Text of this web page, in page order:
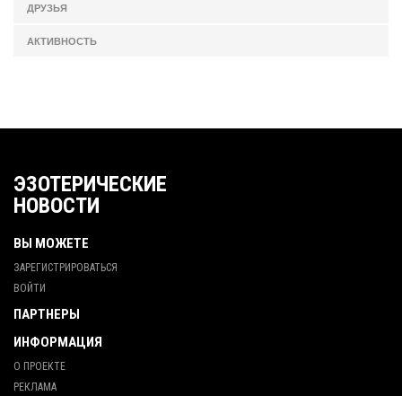
ДРУЗЬЯ
АКТИВНОСТЬ
ЭЗОТЕРИЧЕСКИЕ
НОВОСТИ
ВЫ МОЖЕТЕ
ЗАРЕГИСТРИРОВАТЬСЯ
ВОЙТИ
ПАРТНЕРЫ
ИНФОРМАЦИЯ
О ПРОЕКТЕ
РЕКЛАМА